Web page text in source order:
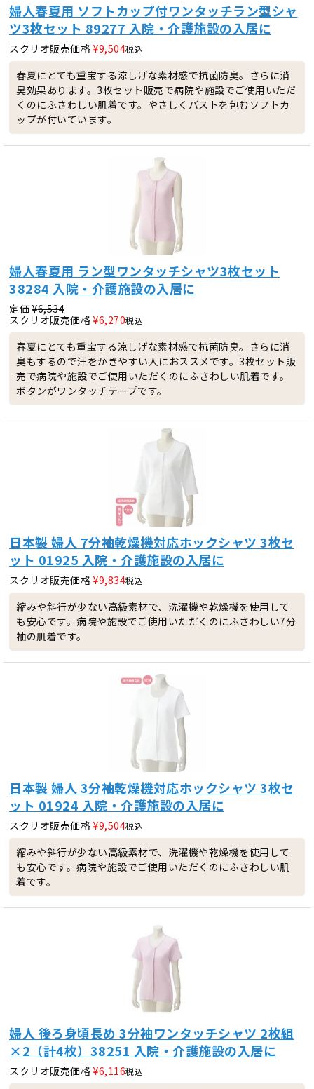
婦人春夏用 ソフトカップ付ワンタッチラン型シャ
ツ3枚セット 89277 入院・介護施設の入居に
スクリオ販売価格 ¥9,504税込
春夏にとても重宝する涼しげな素材感で抗菌防臭。さらに消
臭効果あります。3枚セット販売で病院や施設でご使用いただ
くのにふさわしい肌着です。やさしくバストを包むソフトカ
ップが付いています。
婦人春夏用 ラン型ワンタッチシャツ3枚セット
38284 入院・介護施設の入居に
定価 ¥6,534
スクリオ販売価格 ¥6,270税込
春夏にとても重宝する涼しげな素材感で抗菌防臭。さらに消
臭もするので汗をかきやすい人におススメです。3枚セット販
売で病院や施設でご使用いただくのにふさわしい肌着です。
ボタンがワンタッチテープです。
日本製 婦人 7分袖乾燥機対応ホックシャツ 3枚セ
ット 01925 入院・介護施設の入居に
スクリオ販売価格 ¥9,834税込
縮みや斜行が少ない高級素材で、洗濯機や乾燥機を使用して
も安心です。病院や施設でご使用いただくのにふさわしい7分
袖の肌着です。
日本製 婦人 3分袖乾燥機対応ホックシャツ 3枚セ
ット 01924 入院・介護施設の入居に
スクリオ販売価格 ¥9,504税込
縮みや斜行が少ない高級素材で、洗濯機や乾燥機を使用して
も安心です。病院や施設でご使用いただくのにふさわしい肌
着です。
婦人 後ろ身頃長め 3分袖ワンタッチシャツ 2枚組
×2（計4枚）38251 入院・介護施設の入居に
スクリオ販売価格 ¥6,116税込